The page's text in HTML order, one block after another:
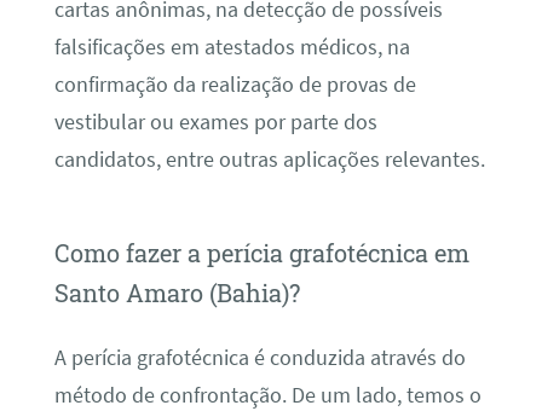
cartas anônimas, na detecção de possíveis
falsificações em atestados médicos, na
confirmação da realização de provas de
vestibular ou exames por parte dos
candidatos, entre outras aplicações relevantes.
Como fazer a perícia grafotécnica em
Santo Amaro (Bahia)?
A perícia grafotécnica é conduzida através do
método de confrontação. De um lado, temos o